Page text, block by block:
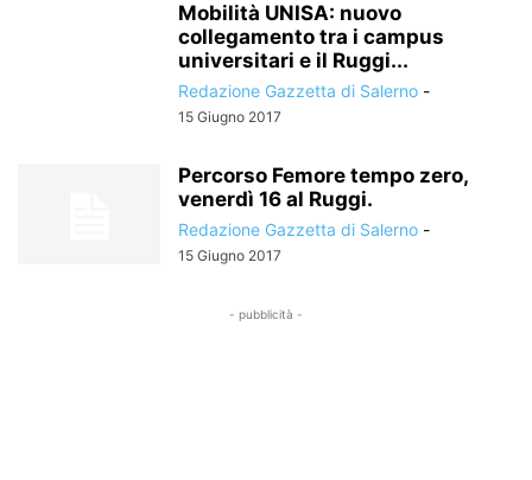
Mobilità UNISA: nuovo
collegamento tra i campus
universitari e il Ruggi...
Redazione Gazzetta di Salerno -
15 Giugno 2017
Percorso Femore tempo zero,
venerdì 16 al Ruggi.
Redazione Gazzetta di Salerno -
15 Giugno 2017
- pubblicità -